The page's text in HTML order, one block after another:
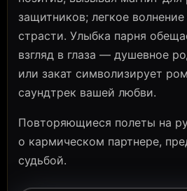
защитников; легкое
страсти. Улыбка парня
взгляд в глаза — душевное
или закат символизирует
саундтрек вашей любви.
Повторяющиеся полеты на
о кармическом партнере,
судьбой.